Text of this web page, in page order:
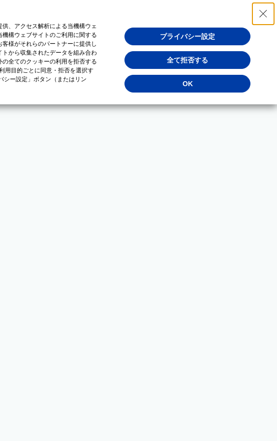
、アクセス解析による当機構ウェ
構ウェブサイトのご利用に関する
様がそれらのパートナーに提供し
から収集されたデータを組み合わ
全てのクッキーの利用を拒否する
用目的ごとに同意・拒否を選択す
シー設定」ボタン（またはリン
プライバシー設定
全て拒否する
OK